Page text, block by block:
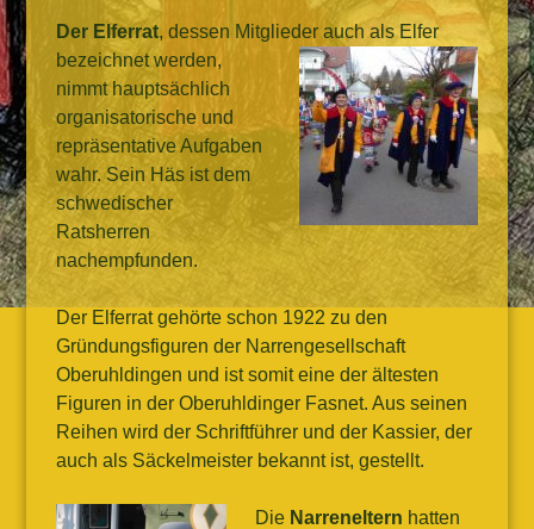
Der Elferrat, dessen Mitglieder auch als Elfer
bezeichnet werden,
nimmt hauptsächlich
organisatorische und
repräsentative Aufgaben
wahr. Sein Häs ist dem
schwedischer
Ratsherren
nachempfunden.
Der Elferrat gehörte schon 1922 zu den
Gründungsfiguren der Narrengesellschaft
Oberuhldingen und ist somit eine der ältesten
Figuren in der Oberuhldinger Fasnet. Aus seinen
Reihen wird der Schriftführer und der Kassier, der
auch als Säckelmeister bekannt ist, gestellt.
Die Narreneltern hatten